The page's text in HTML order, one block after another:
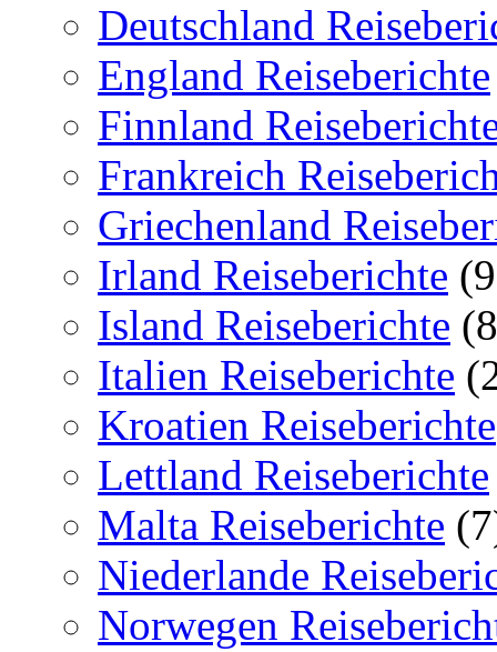
Deutschland
England Reiseberichte
Finnland
Frankreich
Griechenland
Irland Reiseberichte
Island Reiseberichte
Italien Reiseberichte
Kroatien Reiseberichte
Lettland Reiseberichte
Malta Reiseberichte
Niederlande
Norwegen